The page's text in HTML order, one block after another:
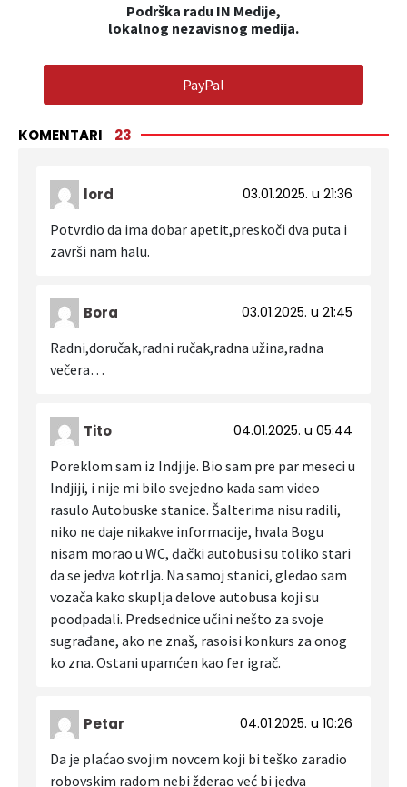
Podrška radu IN Medije,
lokalnog nezavisnog medija.
PayPal
KOMENTARI 23
lord
03.01.2025. u 21:36
Potvrdio da ima dobar apetit,preskoči dva puta i
završi nam halu.
Bora
03.01.2025. u 21:45
Radni,doručak,radni ručak,radna užina,radna
večera…
Tito
04.01.2025. u 05:44
Poreklom sam iz Indjije. Bio sam pre par meseci u
Indjiji, i nije mi bilo svejedno kada sam video
rasulo Autobuske stanice. Šalterima nisu radili,
niko ne daje nikakve informacije, hvala Bogu
nisam morao u WC, đački autobusi su toliko stari
da se jedva kotrlja. Na samoj stanici, gledao sam
vozača kako skuplja delove autobusa koji su
poodpadali. Predsednice učini nešto za svoje
sugrađane, ako ne znaš, rasoisi konkurs za onog
ko zna. Ostani upamćen kao fer igrač.
Petar
04.01.2025. u 10:26
Da je plaćao svojim novcem koji bi teško zaradio
robovskim radom nebi žderao već bi jedva